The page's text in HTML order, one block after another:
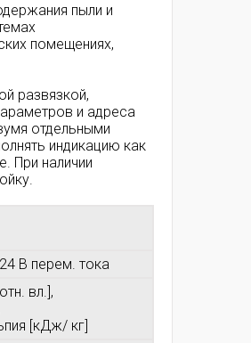
пыли и
помещениях,
развязкой,
и адреса
отдельными
индикацию как
При наличии
В перем. тока
вл.],
[кДж/ кг]